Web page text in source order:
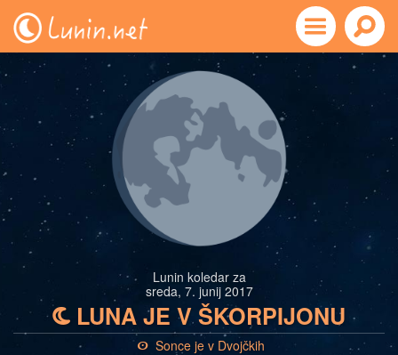
Lunin koledar za
sreda, 7. junij 2017
b LUNA JE V ŠKORPIJONU
a Sonce je v Dvojčkih